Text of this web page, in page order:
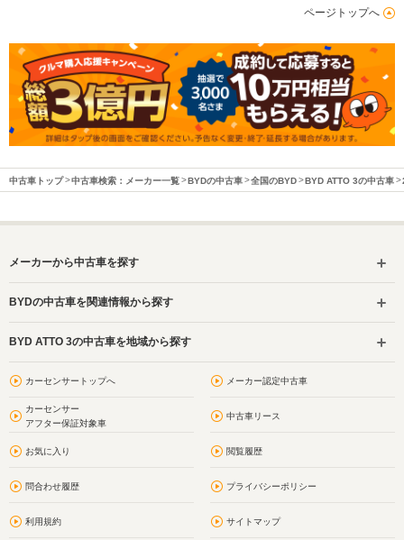
ページトップへ
中古車トップ 中古車検索：メーカー一覧 BYDの中古車 全国のBYD BYD ATTO 3の中古車
メーカーから中古車を探す
BYDの中古車を関連情報から探す
BYD ATTO 3の中古車を地域から探す
カーセンサートップへ メーカー認定中古車
カーセンサー
アフター保証対象車
中古車リース
お気に入り 閲覧履歴
問合わせ履歴 プライバシーポリシー
利用規約 サイトマップ